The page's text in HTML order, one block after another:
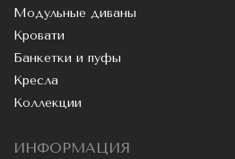
Модульные диваны
Кровати
Банкетки и пуфы
Кресла
Коллекции
ИНФОРМАЦИЯ